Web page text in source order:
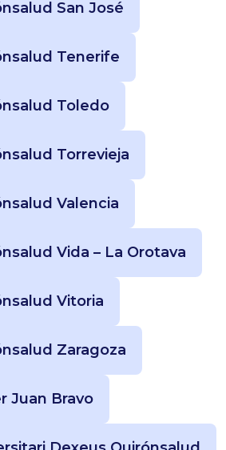
San José
Tenerife
Toledo
Torrevieja
Valencia
Vida – La Orotava
Vitoria
Zaragoza
Juan Bravo